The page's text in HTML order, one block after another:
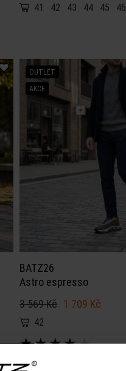
41 42 43 44 45 46
OUTLET
AKCE
BATZ26
Astro espresso
3 569 Kč 1 709 Kč
42
★★★★★